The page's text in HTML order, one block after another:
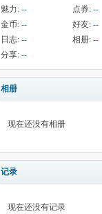
魅力: -- 点券: --
金币: -- 好友: --
日志: -- 相册: --
分享: --
相册
现在还没有相册
记录
现在还没有记录